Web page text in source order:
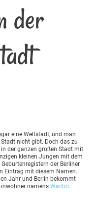
der
eine Weltstadt, und man
nicht gibt. Doch das zu
der ganzen großen Stadt mit
kleinen Jungen mit dem
der Berliner
Eintrag mit diesem Namen.
Jahr und Berlin bekommt
namens Wacho.